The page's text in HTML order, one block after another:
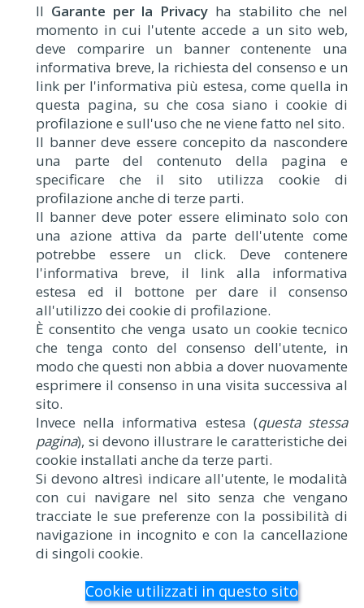
Il Garante per la Privacy ha stabilito che nel
momento in cui l'utente accede a un sito web,
deve comparire un banner contenente una
informativa breve, la richiesta del consenso e un
link per l'informativa più estesa, come quella in
questa pagina, su che cosa siano i cookie di
profilazione e sull'uso che ne viene fatto nel sito.
Il banner deve essere concepito da nascondere
una parte del contenuto della pagina e
specificare che il sito utilizza cookie di
profilazione anche di terze parti.
Il banner deve poter essere eliminato solo con
una azione attiva da parte dell'utente come
potrebbe essere un click. Deve contenere
l'informativa breve, il link alla informativa
estesa ed il bottone per dare il consenso
all'utilizzo dei cookie di profilazione.
È consentito che venga usato un cookie tecnico
che tenga conto del consenso dell'utente, in
modo che questi non abbia a dover nuovamente
esprimere il consenso in una visita successiva al
sito.
Invece nella informativa estesa (questa stessa
pagina), si devono illustrare le caratteristiche dei
cookie installati anche da terze parti.
Si devono altresì indicare all'utente, le modalità
con cui navigare nel sito senza che vengano
tracciate le sue preferenze con la possibilità di
navigazione in incognito e con la cancellazione
di singoli cookie.
Cookie utilizzati in questo sito